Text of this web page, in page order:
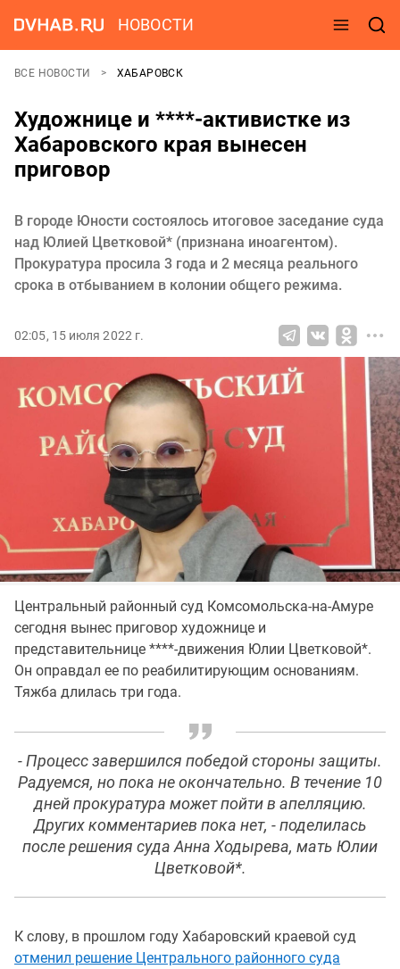
НОВОСТИ
ВСЕ НОВОСТИ ХАБАРОВСК
Художнице и ****-активистке из
Хабаровского края вынесен
приговор
В городе Юности состоялось итоговое заседание суда
над Юлией Цветковой* (признана иноагентом).
Прокуратура просила 3 года и 2 месяца реального
срока в отбыванием в колонии общего режима.
02:05, 15 июля 2022 г.
Центральный районный суд Комсомольска-на-Амуре
сегодня вынес приговор художнице и
представительнице ****-движения Юлии Цветковой*.
Он оправдал ее по реабилитирующим основаниям.
Тяжба длилась три года.
- Процесс завершился победой стороны защиты.
Радуемся, но пока не окончательно. В течение 10
дней прокуратура может пойти в апелляцию.
Других комментариев пока нет, - поделилась
после решения суда Анна Ходырева, мать Юлии
Цветковой*.
К слову, в прошлом году Хабаровский краевой суд
отменил решение Центрального районного суда